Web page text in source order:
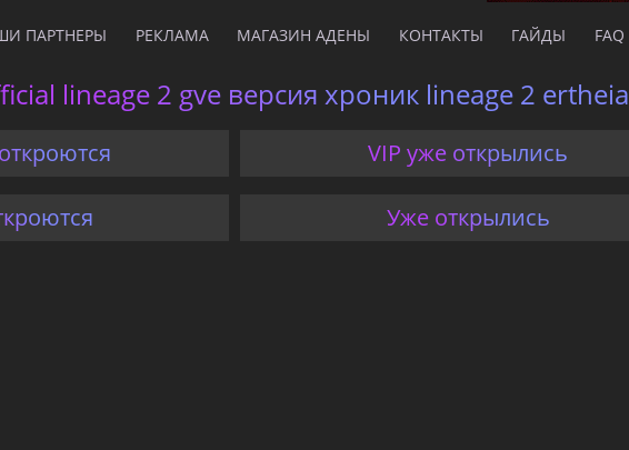
ПАРТНЕРЫ РЕКЛАМА МАГАЗИН АДЕНЫ КОНТАКТЫ ГАЙДЫ FAQ
lineage 2 gve версия хроник lineage 2 ertheia
VIP уже открылись
Уже открылись